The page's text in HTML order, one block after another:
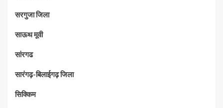
सरगुजा जिला
साऊथ मूवी
सांरगढ
सारंगढ़-बिलाईगढ़ जिला
सिक्किम